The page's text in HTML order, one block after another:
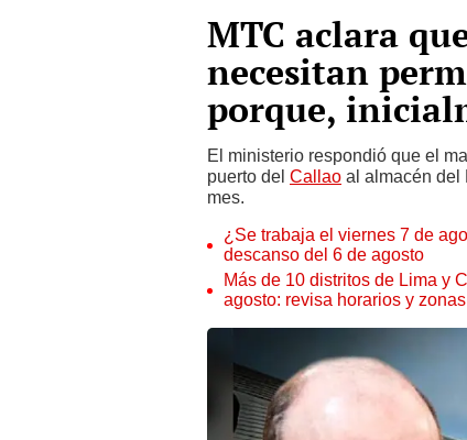
MTC aclara
necesitan
porque,
El ministerio respondió que el
puerto del Callao al almacén del
mes.
¿Se trabaja el viernes 7 de
descanso del 6 de agosto
Más de 10 distritos de Lima y
agosto: revisa horarios y